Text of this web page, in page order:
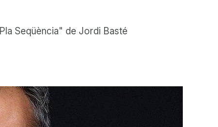
Seqüència" de Jordi Basté